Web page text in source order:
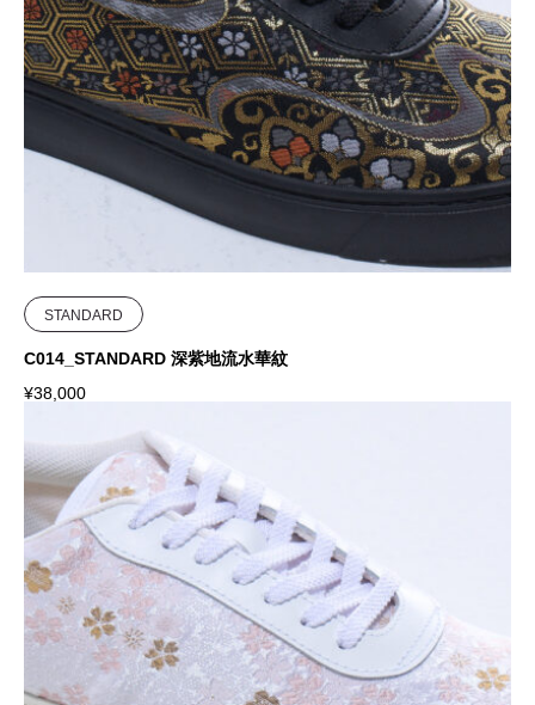
STANDARD
C014_STANDARD 深紫地流水華紋
¥38,000